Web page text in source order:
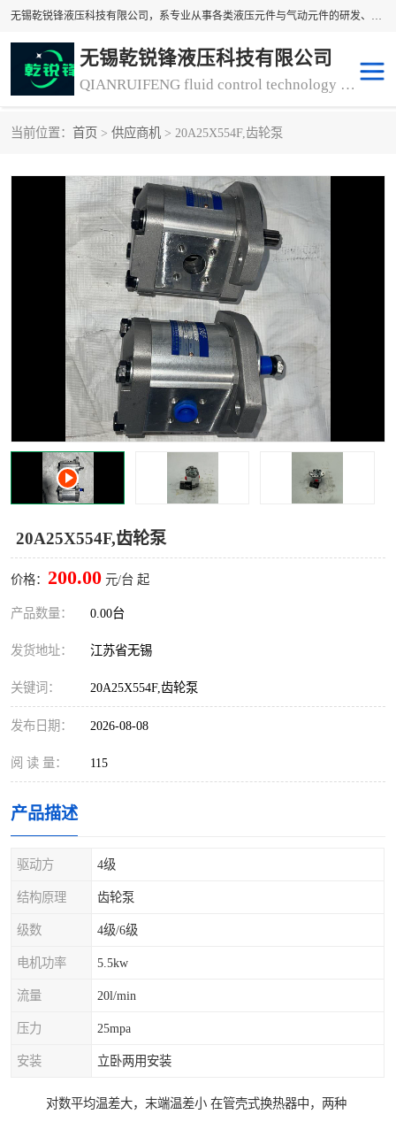
无锡乾锐锋液压科技有限公司，系专业从事各类液压元件与气动元件的研发、生产和销售业务为一体的生产型齿轮泵厂家、液压齿轮泵厂家。主要生产销售风冷式冷却器、液压油风冷却器，冷却器厂家直销、齿轮泵型号、齿轮泵厂家排名详情可来电咨询！
无锡乾锐锋液压科技有限公司
QIANRUIFENG fluid control technology co. LTD
当前位置： 首页 > 供应商机 > 20A25X554F,齿轮泵
20A25X554F,齿轮泵
价格： 200.00 元/台 起
产品数量： 0.00台
发货地址： 江苏省无锡
关键词： 20A25X554F,齿轮泵
发布日期： 2026-08-08
阅 读 量： 115
产品描述
驱动方 4级
结构原理 齿轮泵
级数 4级/6级
电机功率 5.5kw
流量 20l/min
压力 25mpa
安装 立卧两用安装
对数平均温差大，末端温差小 在管壳式换热器中，两种
冷却器厂家直销 过滤器
离合器、制动器 气动元器件
齿轮泵厂家